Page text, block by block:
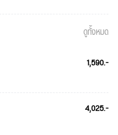
ดูทั้งหมด
1,590.-
4,025.-